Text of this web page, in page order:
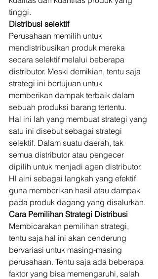
tinggi.
Distribusi selektif
Perusahaan memilih untuk
mendistribusikan produk mereka
secara selektif melalui beberapa
distributor. Meski demikian, tentu saja
strategi ini bertujuan untuk
memberikan dampak terbaik dalam
sebuah produksi barang tertentu.
Hal ini lah yang membuat strategi yang
satu ini disebut sebagai strategi
selektif. Dalam suatu daerah, tak
semua distributor atau pengecer
dipilih untuk menjadi agen distributor.
Hl aini sebagai langkah yang efektif
guna memberikan hasil atau dampak
pada produk dagang yang disalurkan.
Cara Pemilihan Strategi Distribusi
Membicarakan pemilihan strategi,
tentu saja hal ini akan cenderung
bervariasi untuk masing-masing
perusahaan. Tentu saja ada beberapa
faktor yang bisa memengaruhi, salah